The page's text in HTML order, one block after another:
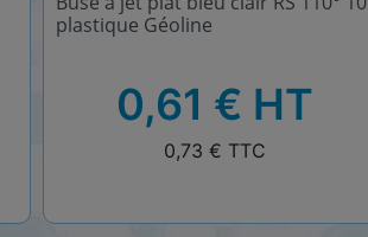
plastique Géoline
0,61 € HT
0,73 € TTC